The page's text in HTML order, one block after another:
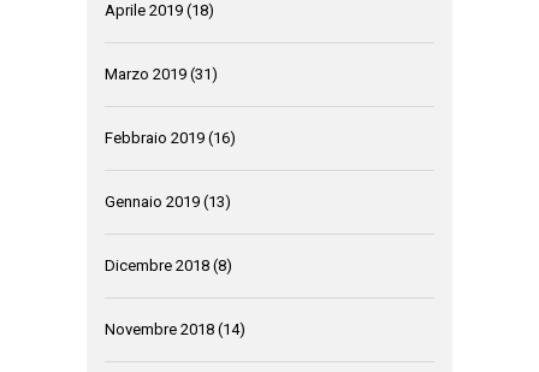
Aprile 2019 (18)
Marzo 2019 (31)
Febbraio 2019 (16)
Gennaio 2019 (13)
Dicembre 2018 (8)
Novembre 2018 (14)